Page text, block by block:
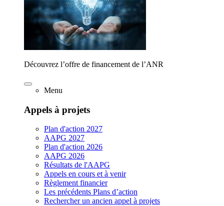
Découvrez l’offre de financement de l’ANR
Menu
Appels à projets
Plan d'action 2027
AAPG 2027
Plan d'action 2026
AAPG 2026
Résultats de l'AAPG
Appels en cours et à venir
Règlement financier
Les précédents Plans d’action
Rechercher un ancien appel à projets